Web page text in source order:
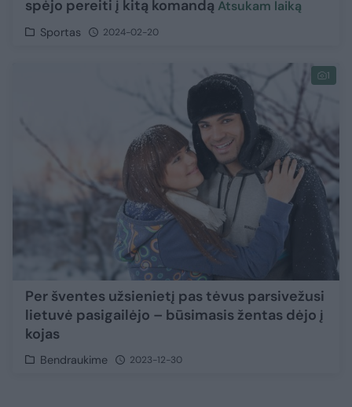
spėjo pereiti į kitą komandą Atsukam laiką
Sportas 2024-02-20
1
Per šventes užsienietį pas tėvus parsivežusi
lietuvė pasigailėjo – būsimasis žentas dėjo į
kojas
Bendraukime 2023-12-30